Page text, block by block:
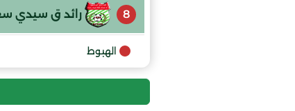
8 رائد ق سيدي
الهبوط